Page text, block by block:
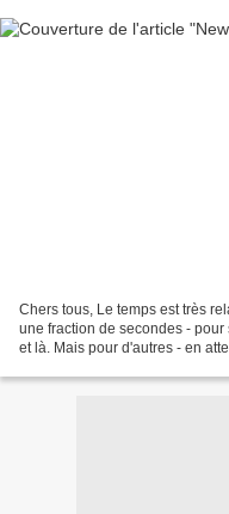
Chers tous, Le temps est très
une fraction de secondes -
et là. Mais pour d'autres - en